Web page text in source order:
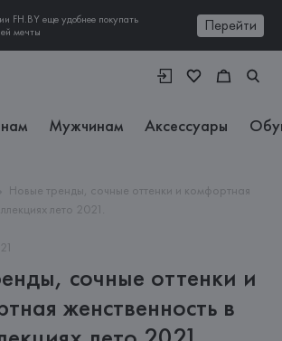
FH.BY еще удобнее покупать
мечты
Перейти
Мужчинам Аксессуары
Новые тренды, сочные оттенки и комфортная
лето 2021.
сочные оттенки и
женственность в